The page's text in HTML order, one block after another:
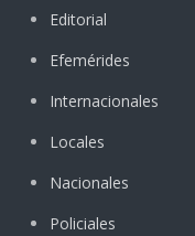
Editorial
Efemérides
Internacionales
Locales
Nacionales
Policiales